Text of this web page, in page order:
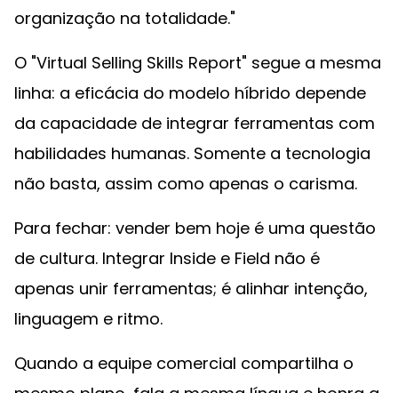
organização na totalidade."
O "Virtual Selling Skills Report" segue a mesma
linha: a eficácia do modelo híbrido depende
da capacidade de integrar ferramentas com
habilidades humanas. Somente a tecnologia
não basta, assim como apenas o carisma.
Para fechar: vender bem hoje é uma questão
de cultura. Integrar Inside e Field não é
apenas unir ferramentas; é alinhar intenção,
linguagem e ritmo.
Quando a equipe comercial compartilha o